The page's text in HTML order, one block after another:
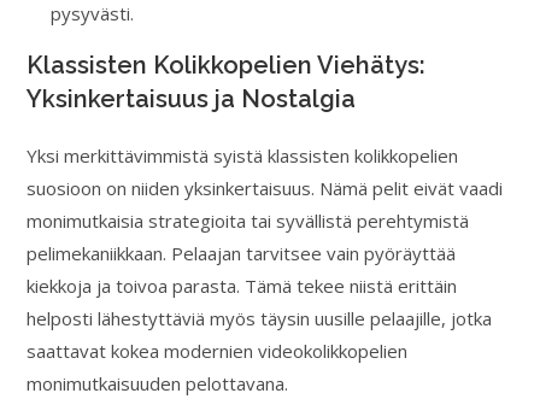
pysyvästi.
Klassisten Kolikkopelien Viehätys:
Yksinkertaisuus ja Nostalgia
Yksi merkittävimmistä syistä klassisten kolikkopelien
suosioon on niiden yksinkertaisuus. Nämä pelit eivät vaadi
monimutkaisia strategioita tai syvällistä perehtymistä
pelimekaniikkaan. Pelaajan tarvitsee vain pyöräyttää
kiekkoja ja toivoa parasta. Tämä tekee niistä erittäin
helposti lähestyttäviä myös täysin uusille pelaajille, jotka
saattavat kokea modernien videokolikkopelien
monimutkaisuuden pelottavana.